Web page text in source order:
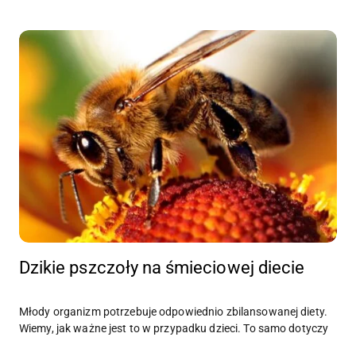
Dzikie pszczoły na śmieciowej diecie
Młody organizm potrzebuje odpowiednio zbilansowanej diety.
Wiemy, jak ważne jest to w przypadku dzieci. To samo dotyczy